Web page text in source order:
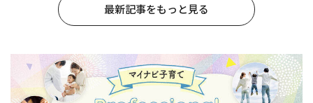
最新記事をもっと見る